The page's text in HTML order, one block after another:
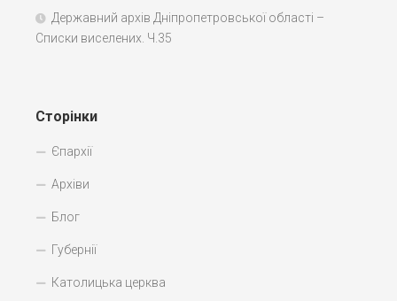
Державний архів Дніпропетровської області –
Списки виселених. Ч.35
Сторінки
Єпархії
Архіви
Блог
Губернії
Католицька церква